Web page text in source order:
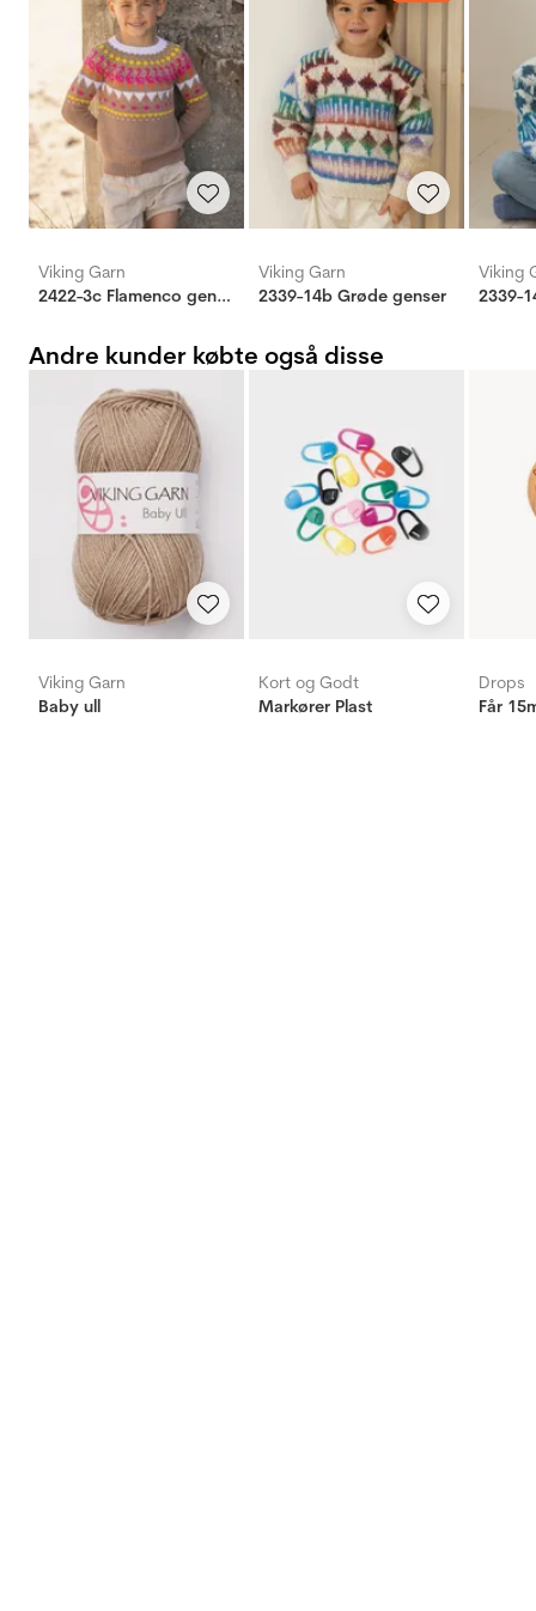
Viking Garn
2422-3c Flamenco genser
Viking Garn
2339-14b Grøde genser
Viking
2339-
Andre kunder købte også disse
Viking Garn
Baby ull
Kort og Godt
Markører Plast
Drops
Får